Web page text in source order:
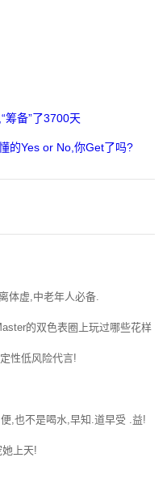
筹备”了3700天
的Yes or No,你Get了吗?
体虚,中老年人必备.
的双色表圈上玩过哪些花样
性低风险代言!
,也不是喝水,早知.道早受 .益!
上天!